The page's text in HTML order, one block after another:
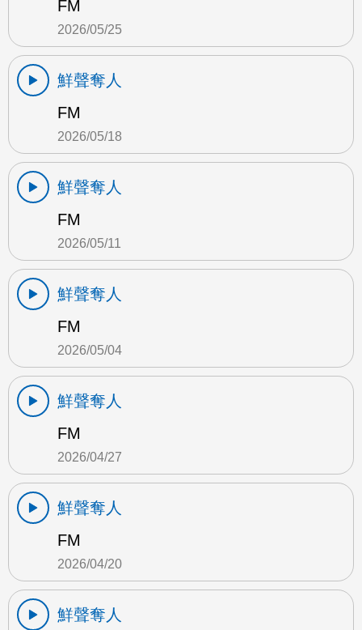
FM
2026/05/25
鮮聲奪人
FM
2026/05/18
鮮聲奪人
FM
2026/05/11
鮮聲奪人
FM
2026/05/04
鮮聲奪人
FM
2026/04/27
鮮聲奪人
FM
2026/04/20
鮮聲奪人